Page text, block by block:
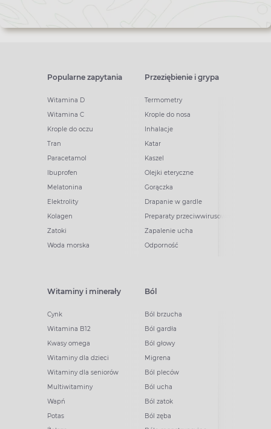
Popularne zapytania
Witamina D
Witamina C
Krople do oczu
Tran
Paracetamol
Ibuprofen
Melatonina
Elektrolity
Kolagen
Zatoki
Woda morska
Przeziębienie i grypa
Termometry
Krople do nosa
Inhalacje
Katar
Kaszel
Olejki eteryczne
Gorączka
Drapanie w gardle
Preparaty przeciwwirusowe
Zapalenie ucha
Odporność
Witaminy i minerały
Cynk
Witamina B12
Kwasy omega
Witaminy dla dzieci
Witaminy dla seniorów
Multiwitaminy
Wapń
Potas
Ból
Ból brzucha
Ból gardła
Ból głowy
Migrena
Ból pleców
Ból ucha
Ból zatok
Ból zęba